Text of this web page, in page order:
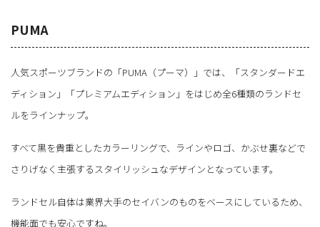
PUMA
人気スポーツブランドの「PUMA（プーマ）」では、「スタンダードエ
ディション」「プレミアムエディション」をはじめ全6種類のランドセ
ルをラインナップ。
すべて黒を貴重としたカラーリングで、ラインやロゴ、かぶせ裏などで
さりげなく主張するスタイリッシュなデザインとなっています。
ランドセル自体は業界大手のセイバンのものをベースにしているため、
機能面でも安心ですね。